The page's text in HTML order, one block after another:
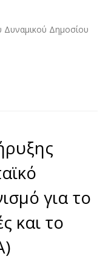
Δημοσίου
για το
και το